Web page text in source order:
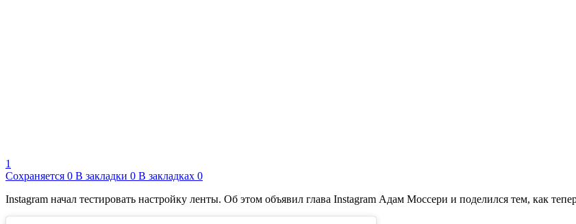
1
Сохраняется 0 В закладки 0 В закладках 0
Instagram начал тестировать настройку ленты. Об этом объявил глава Instagram Адам Моссери и поделился тем, как